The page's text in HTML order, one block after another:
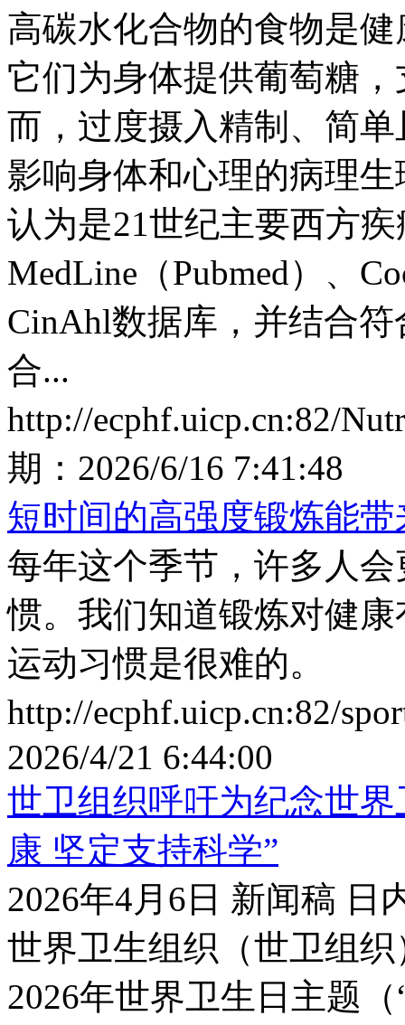
高碳水化合物的食物是
它们为身体提供葡萄糖
而，过度摄入精制、简
影响身体和心理的病理
认为是21世纪主要西方
MedLine（Pubmed）、
CinAhl数据库，并结合
合...
http://ecphf.uicp.cn:82/
期： 2026/6/16 7:41:48
短时间的高强度锻炼能
每年这个季节，许多人
惯。我们知道锻炼对健
运动习惯是很难的。
http://ecphf.uicp.cn:82/
2026/4/21 6:44:00
世卫组织呼吁为纪念世
康 坚定支持科学”
2026年4月6日 新闻稿 日
世界卫生组织（世卫组
2026年世界卫生日主题